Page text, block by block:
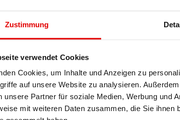
Zustimmung
verwendet Cookies
Cookies, um Inhalte und Anzeigen zu
auf unsere Website zu analysieren.
unsere Partner für soziale Medien, Werbung und
mit weiteren Daten zusammen, die Sie
massivhaus.bauen.tirol
möchten Sie suchen?